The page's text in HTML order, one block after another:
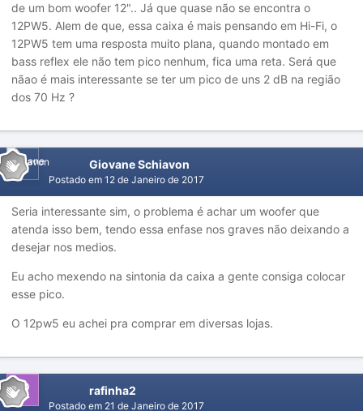
de um bom woofer 12".. Já que quase não se encontra o
12PW5. Alem de que, essa caixa é mais pensando em Hi-Fi, o
12PW5 tem uma resposta muito plana, quando montado em
bass reflex ele não tem pico nenhum, fica uma reta. Será que
nãao é mais interessante se ter um pico de uns 2 dB na região
dos 70 Hz ?
Giovane Schiavon
Postado em 12 de Janeiro de 2017
Seria interessante sim, o problema é achar um woofer que
atenda isso bem, tendo essa enfase nos graves não deixando a
desejar nos medios.
Eu acho mexendo na sintonia da caixa a gente consiga colocar
esse pico.
O 12pw5 eu achei pra comprar em diversas lojas.
rafinha2
Postado em 21 de Janeiro de 2017